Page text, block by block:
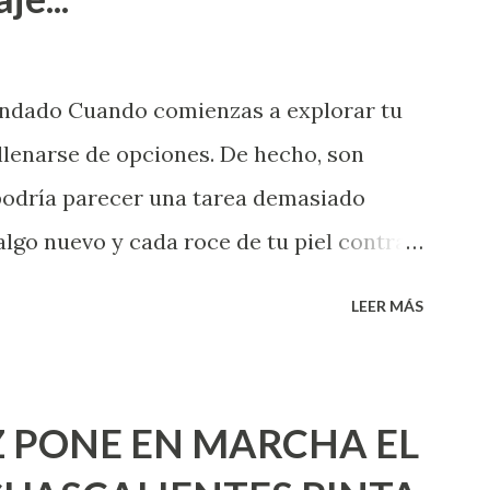
Cuando comienzas a explorar tu
de opciones. De hecho, son
parecer una tarea demasiado
nuevo y cada roce de tu piel contra
cuando aún no conoces ni la mitad de
quienes ya han tenido relaciones
LEER MÁS
EN MARCHA EL